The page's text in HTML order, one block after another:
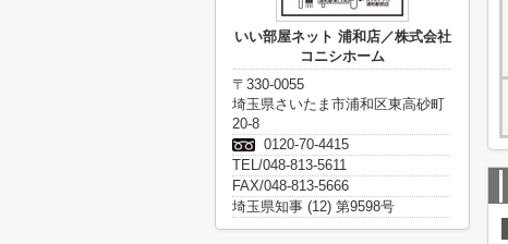
いい部屋ネット 浦和店／株式会社
コニシホーム
〒330-0055
埼玉県さいたま市浦和区東高砂町
20-8
0120-70-4415
TEL/048-813-5611
FAX/048-813-5666
埼玉県知事 (12) 第9598号